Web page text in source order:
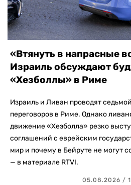
«Втянуть в напрасные
Израиль обсуждают
«Хезболлы» в Риме
Израиль и Ливан проводят
переговоров в Риме. Однако
движение «Хезболла» резко
соглашений с еврейским
мир и почему в Бейруте не могут
— в материале RTVI.
05.08.2026 /